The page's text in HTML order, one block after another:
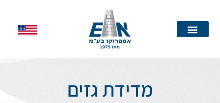
מדידת גזים